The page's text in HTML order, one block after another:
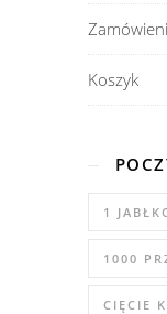
Koszyk
1
1000
CIĘCIE